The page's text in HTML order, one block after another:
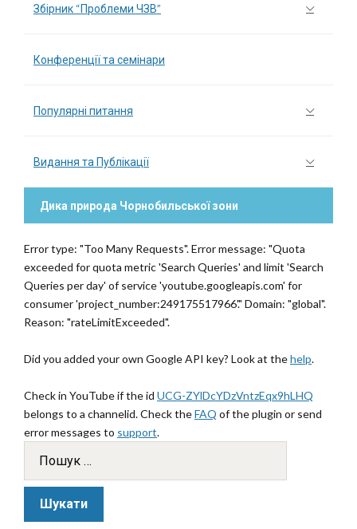
Збірник “Проблеми ЧЗВ”
Конференції та семінари
Популярні питання
Видання та Публікації
Дика природа Чорнобильської зони
Error type: "Too Many Requests". Error message: "Quota
exceeded for quota metric 'Search Queries' and limit 'Search
Queries per day' of service 'youtube.googleapis.com' for
consumer 'project_number:249175517966'." Domain: "global".
Reason: "rateLimitExceeded".
Did you added your own Google API key? Look at thehelp.
Check in YouTube if the id UCG-ZYlDcYDzVntzEqx9hLHQ
belongs to a channelid. Check theFAQ of the plugin or send
error messages to support.